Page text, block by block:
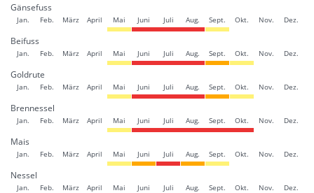
Gänsefuss
Jan. Feb. März April Mai Juni Juli Aug. Sept. Okt. Nov. Dez.
Beifuss
Jan. Feb. März April Mai Juni Juli Aug. Sept. Okt. Nov. Dez.
Goldrute
Jan. Feb. März April Mai Juni Juli Aug. Sept. Okt. Nov. Dez.
Brennessel
Jan. Feb. März April Mai Juni Juli Aug. Sept. Okt. Nov. Dez.
Mais
Jan. Feb. März April Mai Juni Juli Aug. Sept. Okt. Nov. Dez.
Nessel
Jan. Feb. März April Mai Juni Juli Aug. Sept. Okt. Nov. Dez.